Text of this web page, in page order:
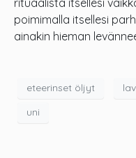
poimimalla itsellesi
ainakin hieman
eteerinset öljyt
uni